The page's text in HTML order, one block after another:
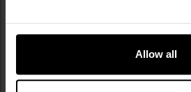
Allow all
na rynku, marka pozostaje
kategorii outdoor crossover,
są m.in. kolekcje HTS74,